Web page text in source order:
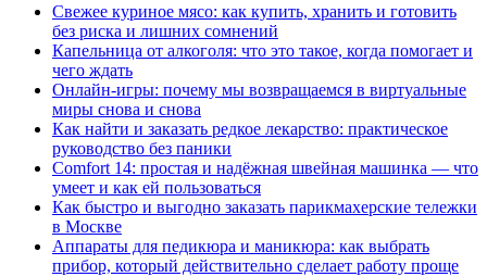
Свежее куриное мясо: как купить, хранить и готовить
без риска и лишних сомнений
Капельница от алкоголя: что это такое, когда помогает и
чего ждать
Онлайн-игры: почему мы возвращаемся в виртуальные
миры снова и снова
Как найти и заказать редкое лекарство: практическое
руководство без паники
Comfort 14: простая и надёжная швейная машинка — что
умеет и как ей пользоваться
Как быстро и выгодно заказать парикмахерские тележки
в Москве
Аппараты для педикюра и маникюра: как выбрать
прибор, который действительно сделает работу проще